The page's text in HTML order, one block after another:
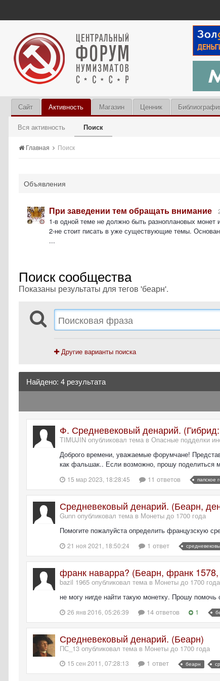
Сайт Активность
Вся активность Поиск
Магазин Ценник
Главная Поиск
Объявления
При заведении тем обращать внимание
1-в одной теме не должно быть разноплановых
2-не стоит писать в уже существующие темы.
...
Поиск сообщества
Показаны результаты для тегов 'беарн'.
Другие варианты поиска
Найдено: 4 результата
Ф. Средневековый денарий.
TIMUJIN опубликовал тема в Опасные подделки
Доброго времени, уважаемые форумчане!
как фальшак.. Если возможно, прошу поделиться
15 мар 2023, 18:28:45 11 ответов папское
Средневековый денарий. (Беарн,
Gunn опубликовал тема в Монеты до 1700 года
Помогите пожалуйста определить французскую
21 ноя 2021, 18:50:24 1 ответ
франк наварра? (Беарн, франк 1578,
bazil 1965 опубликовал тема в Монеты до 1700 года
не могу нигде найти такую монетку. Прошу
26 янв 2016, 05:26:39 14 ответов 1
Средневековый денарий. (Беарн)
ПС_13 опубликовал тема в Монеты до 1700 года
15 сен 2011, 07:28:13 1 ответ беарн